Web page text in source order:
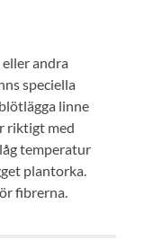
andra
speciella
linne
riktigt med
temperatur
plantorka.
fibrerna.